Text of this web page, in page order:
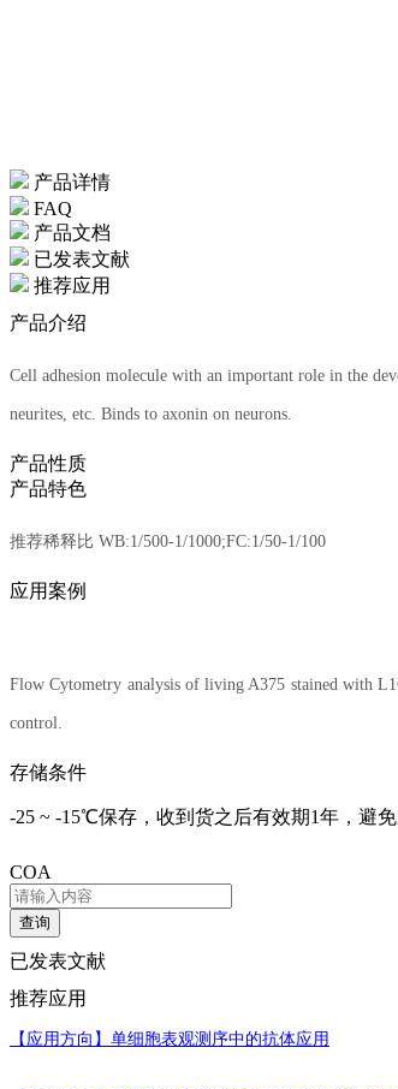
产品详情
FAQ
产品文档
已发表文献
推荐应用
产品介绍
Cell adhesion molecule with an important role in the
neurites, etc. Binds to axonin on neurons.
产品性质
产品特色
推荐稀释比 WB:1/500-1/1000;FC:1/50-1/100
应用案例
Flow Cytometry analysis of living A375 stained with
control.
存储条件
-25 ~ -15℃保存，收到货之后有效期1年，避免
COA
查询
已发表文献
推荐应用
【应用方向】 单细胞表观测序中的抗体应用